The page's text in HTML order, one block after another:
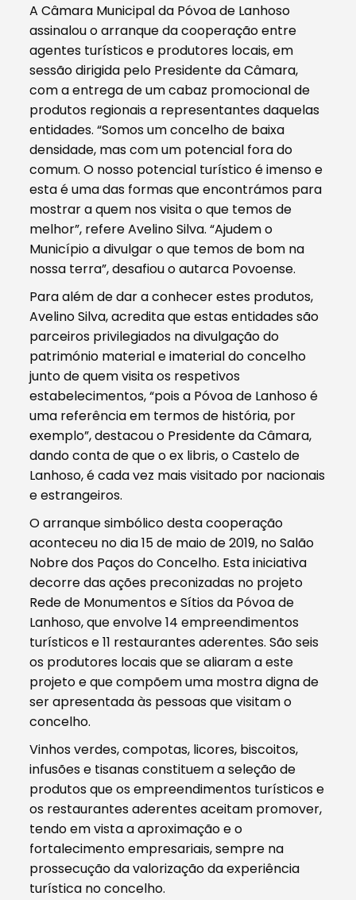
A Câmara Municipal da Póvoa de Lanhoso
assinalou o arranque da cooperação entre
agentes turísticos e produtores locais, em
sessão dirigida pelo Presidente da Câmara,
com a entrega de um cabaz promocional de
produtos regionais a representantes daquelas
entidades. “Somos um concelho de baixa
densidade, mas com um potencial fora do
comum. O nosso potencial turístico é imenso e
esta é uma das formas que encontrámos para
mostrar a quem nos visita o que temos de
melhor”, refere Avelino Silva. “Ajudem o
Município a divulgar o que temos de bom na
nossa terra”, desafiou o autarca Povoense.
Para além de dar a conhecer estes produtos,
Avelino Silva, acredita que estas entidades são
parceiros privilegiados na divulgação do
património material e imaterial do concelho
junto de quem visita os respetivos
estabelecimentos, “pois a Póvoa de Lanhoso é
uma referência em termos de história, por
exemplo”, destacou o Presidente da Câmara,
dando conta de que o ex libris, o Castelo de
Lanhoso, é cada vez mais visitado por nacionais
e estrangeiros.
O arranque simbólico desta cooperação
aconteceu no dia 15 de maio de 2019, no Salão
Nobre dos Paços do Concelho. Esta iniciativa
decorre das ações preconizadas no projeto
Rede de Monumentos e Sítios da Póvoa de
Lanhoso, que envolve 14 empreendimentos
turísticos e 11 restaurantes aderentes. São seis
os produtores locais que se aliaram a este
projeto e que compõem uma mostra digna de
ser apresentada às pessoas que visitam o
concelho.
Vinhos verdes, compotas, licores, biscoitos,
infusões e tisanas constituem a seleção de
produtos que os empreendimentos turísticos e
os restaurantes aderentes aceitam promover,
tendo em vista a aproximação e o
fortalecimento empresariais, sempre na
prossecução da valorização da experiência
turística no concelho.